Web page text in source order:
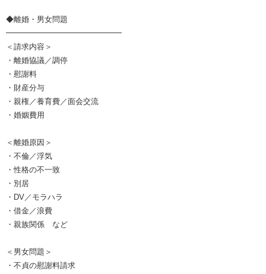
◆離婚・男女問題
━━━━━━━━━━━━━━━
＜請求内容＞
・離婚協議／調停
・慰謝料
・財産分与
・親権／養育費／面会交流
・婚姻費用
＜離婚原因＞
・不倫／浮気
・性格の不一致
・別居
・DV／モラハラ
・借金／浪費
・親族関係 など
＜男女問題＞
・不貞の慰謝料請求